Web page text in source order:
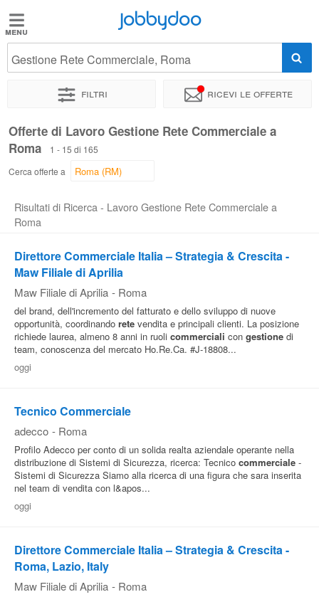
Jobbydoo
Offerte
Stipendi
professioni
Blog
Pubblica
Offerte
Area
Aziende
Jobbydoo
Gestione Rete Commerciale, Roma
Filtri Ricevi le offerte
Offerte di Lavoro Gestione Rete Commerciale a
Roma
1 - 15 di 165
Cerca offerte a
Risultati di Ricerca - Lavoro Gestione Rete Commerciale a
Roma
Direttore Commerciale Italia – Strategia & Crescita -
Maw Filiale di Aprilia
Maw Filiale di Aprilia - Roma
del brand, dell'incremento del fatturato e dello sviluppo di nuove
opportunità, coordinando rete vendita e principali clienti. La posizione
richiede laurea, almeno 8 anni in ruoli commerciali con gestione di
team, conoscenza del mercato Ho.Re.Ca. #J-18808...
oggi
Tecnico Commerciale
adecco - Roma
Profilo Adecco per conto di un solida realta aziendale operante nella
distribuzione di Sistemi di Sicurezza, ricerca: Tecnico commerciale -
Sistemi di Sicurezza Siamo alla ricerca di una figura che sara inserita
nel team di vendita con l&apos...
oggi
Direttore Commerciale Italia – Strategia & Crescita -
Roma, Lazio, Italy
Maw Filiale di Aprilia - Roma